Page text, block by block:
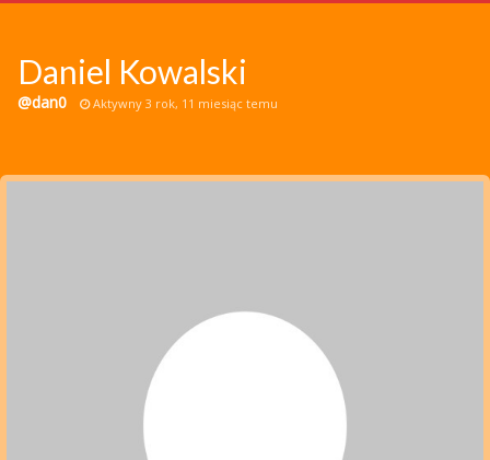
o nas
Daniel Kowalski
@dan0 Aktywny 3 rok, 11 miesiąc temu